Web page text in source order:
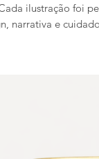
ilustração foi
narrativa e